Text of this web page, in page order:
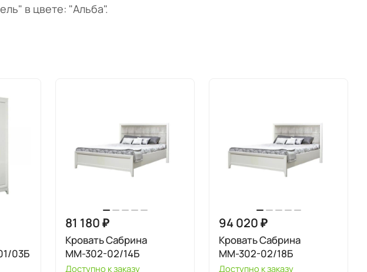
в цвете: "Альба".
03Б
81 180 ₽
Кровать Сабрина
ММ-302-02/14Б
Доступно к заказу
94 020 ₽
Кровать Сабрина
ММ-302-02/18Б
Доступно к заказу